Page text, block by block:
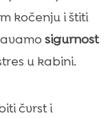
kočenju i štiti
sigurnost
u kabini.
čvrst i